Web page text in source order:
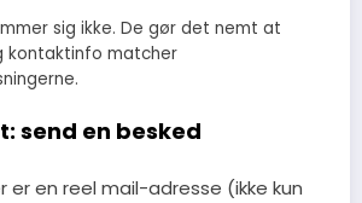
sig ikke. De gør det nemt at
kontaktinfo matcher
send en besked
er en reel mail-adresse (ikke kun